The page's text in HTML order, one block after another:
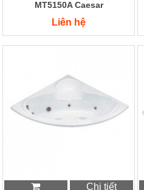
MT5150A Caesar
Liên hệ
Chi tiết